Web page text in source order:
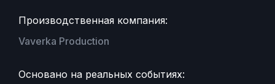
Производственная компания:
Vaverka Production
Основано на реальных событиях: